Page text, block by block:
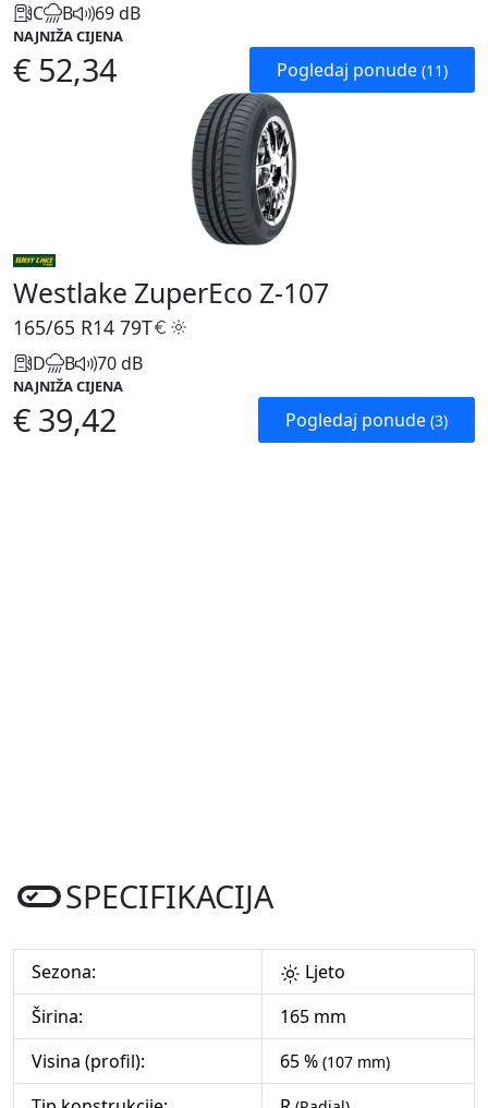
C B 69 dB
NAJNIŽA CIJENA
€ 52,34 Pogledaj ponude (11)
Westlake ZuperEco Z-107
165/65 R14 79T
D B 70 dB
NAJNIŽA CIJENA
€ 39,42 Pogledaj ponude (3)
SPECIFIKACIJA
Sezona:
Ljeto
Širina:
165 mm
Visina (profil):
65 % (107 mm)